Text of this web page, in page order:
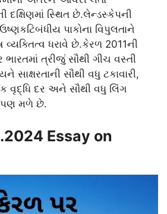
દક્ષિણમાં સ્થિત છે.લેન્ડસ્કેપની
પાકોના વિપુલતાને
ધરાવે છે.કેરળ 2011ની
ત્રીજું સૌથી ગીચ વસ્તી
સાક્ષરતાની સૌથી વધુ ટકાવારી,
વૃદ્ધિ દર અને સૌથી વધુ લિંગ
પણ મળે છે.
Essay on